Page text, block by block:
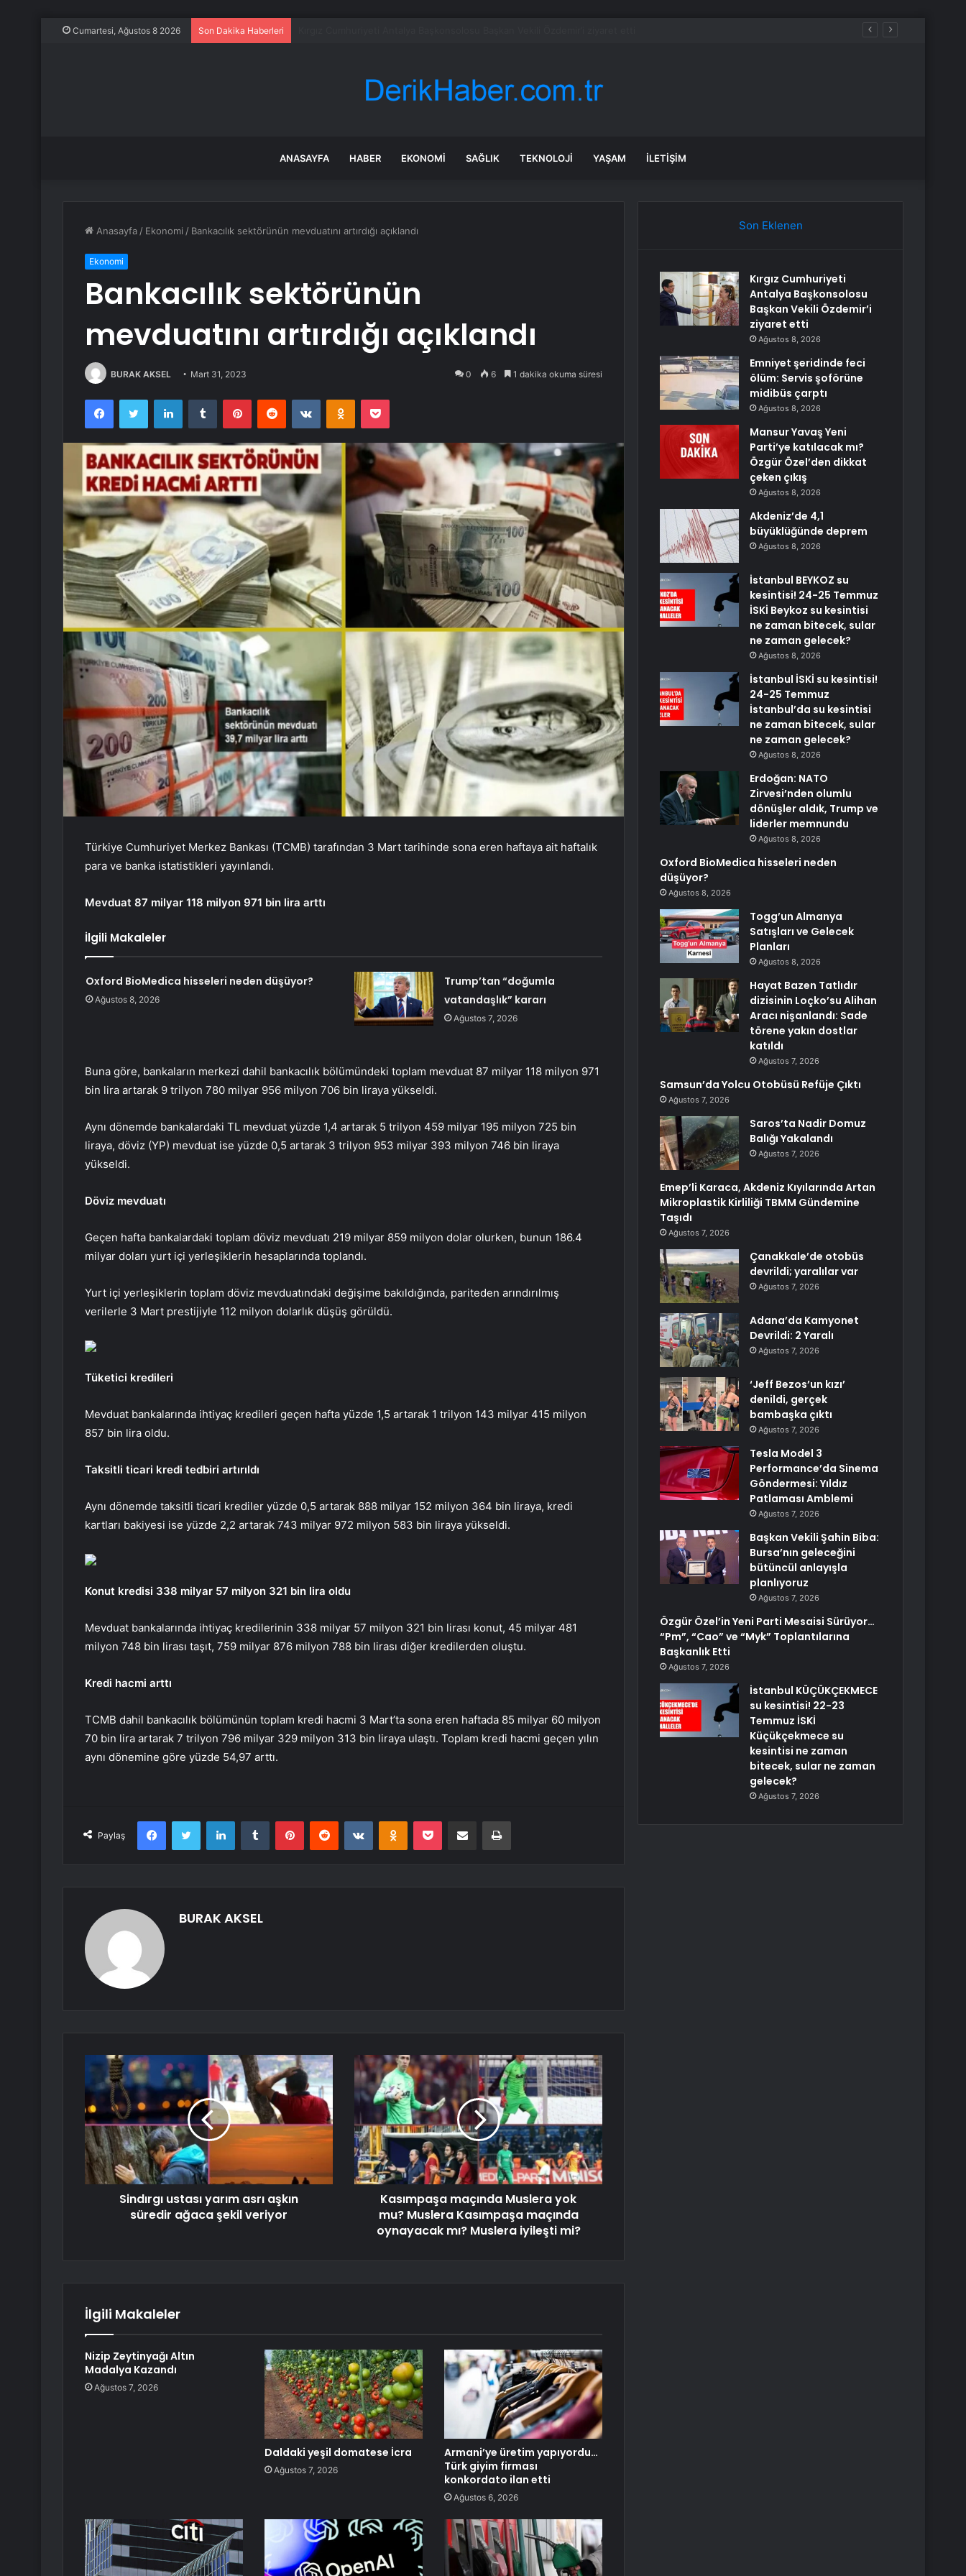
Cumartesi, Ağustos 8 2026 Son Dakika Haberleri
ANASAYFA HABER EKONOMI SAĞLIK TEKNOLOJI YAŞAM İLETIŞIM
Anasayfa / Ekonomi / Bankacılık sektörünün mevduatını artırdığı açıklandı
Ekonomi
Bankacılık sektörünün
mevduatını artırdığı açıklandı
BURAK AKSEL Mart 31, 2023 0 6 1 dakika okuma süresi
FacebookTwitter LinkedInTumblr PinterestReddit VKontakteOdnoklassniki
Pocket
Türkiye Cumhuriyet Merkez Bankası (TCMB) tarafından 3 Mart tarihinde sona eren haftaya ait haftalık
para ve banka istatistikleri yayınlandı.
Mevduat 87 milyar 118 milyon 971 bin lira arttı
İlgili Makaleler
Oxford BioMedica hisseleri neden düşüyor?
Ağustos 8, 2026
Trump’tan “doğumla
vatandaşlık” kararı
Ağustos 7, 2026
Buna göre, bankaların merkezi dahil bankacılık bölümündeki toplam mevduat 87 milyar 118 milyon 971
bin lira artarak 9 trilyon 780 milyar 956 milyon 706 bin liraya yükseldi.
Aynı dönemde bankalardaki TL mevduat yüzde 1,4 artarak 5 trilyon 459 milyar 195 milyon 725 bin
liraya, döviz (YP) mevduat ise yüzde 0,5 artarak 3 trilyon 953 milyar 393 milyon 746 bin liraya
yükseldi.
Döviz mevduatı
Geçen hafta bankalardaki toplam döviz mevduatı 219 milyar 859 milyon dolar olurken, bunun 186.4
milyar doları yurt içi yerleşiklerin hesaplarında toplandı.
Yurt içi yerleşiklerin toplam döviz mevduatındaki değişime bakıldığında, pariteden arındırılmış
verilerle 3 Mart prestijiyle 112 milyon dolarlık düşüş görüldü.
Tüketici kredileri
Mevduat bankalarında ihtiyaç kredileri geçen hafta yüzde 1,5 artarak 1 trilyon 143 milyar 415 milyon
857 bin lira oldu.
Taksitli ticari kredi tedbiri artırıldı
Aynı dönemde taksitli ticari krediler yüzde 0,5 artarak 888 milyar 152 milyon 364 bin liraya, kredi
kartları bakiyesi ise yüzde 2,2 artarak 743 milyar 972 milyon 583 bin liraya yükseldi.
Konut kredisi 338 milyar 57 milyon 321 bin lira oldu
Mevduat bankalarında ihtiyaç kredilerinin 338 milyar 57 milyon 321 bin lirası konut, 45 milyar 481
milyon 748 bin lirası taşıt, 759 milyar 876 milyon 788 bin lirası diğer kredilerden oluştu.
Kredi hacmi arttı
TCMB dahil bankacılık bölümünün toplam kredi hacmi 3 Mart’ta sona eren haftada 85 milyar 60 milyon
70 bin lira artarak 7 trilyon 796 milyar 329 milyon 313 bin liraya ulaştı. Toplam kredi hacmi geçen yılın
aynı dönemine göre yüzde 54,97 arttı.
Paylaş
FacebookTwitter LinkedInTumblr PinterestReddit VKontakteOdnoklassniki
Pocket E-Posta ile paylaş Yazdır
BURAK AKSEL
Sindırgı ustası yarım asrı aşkın
süredir ağaca şekil veriyor
Kasımpaşa maçında Muslera yok
mu? Muslera Kasımpaşa maçında
oynayacak mı? Muslera iyileşti mi?
İlgili Makaleler
Nizip Zeytinyağı Altın
Madalya Kazandı
Ağustos 7, 2026
Daldaki yeşil domatese İcra
Ağustos 7, 2026
Armani’ye üretim yapıyordu…
Türk giyim firması
konkordato ilan etti
Ağustos 6, 2026
Son Eklenen
Kırgız Cumhuriyeti
Antalya Başkonsolosu
Başkan Vekili Özdemir’i
ziyaret etti
Ağustos 8, 2026
Emniyet şeridinde feci
ölüm: Servis şoförüne
midibüs çarptı
Ağustos 8, 2026
Mansur Yavaş Yeni
Parti’ye katılacak mı?
Özgür Özel’den dikkat
çeken çıkış
Ağustos 8, 2026
Akdeniz’de 4,1
büyüklüğünde deprem
Ağustos 8, 2026
İstanbul BEYKOZ su
kesintisi! 24-25 Temmuz
İSKİ Beykoz su kesintisi
ne zaman bitecek, sular
ne zaman gelecek?
Ağustos 8, 2026
İstanbul İSKİ su kesintisi!
24-25 Temmuz
İstanbul’da su kesintisi
ne zaman bitecek, sular
ne zaman gelecek?
Ağustos 8, 2026
Erdoğan: NATO
Zirvesi’nden olumlu
dönüşler aldık, Trump ve
liderler memnundu
Ağustos 8, 2026
Oxford BioMedica hisseleri neden
düşüyor?
Ağustos 8, 2026
Togg’un Almanya
Satışları ve Gelecek
Planları
Ağustos 8, 2026
Hayat Bazen Tatlıdır
dizisinin Loçko’su Alihan
Aracı nişanlandı: Sade
törene yakın dostlar
katıldı
Ağustos 7, 2026
Samsun’da Yolcu Otobüsü Refüje Çıktı
Ağustos 7, 2026
Saros’ta Nadir Domuz
Balığı Yakalandı
Ağustos 7, 2026
Emep’li Karaca, Akdeniz Kıyılarında Artan
Mikroplastik Kirliliği TBMM Gündemine
Taşıdı
Ağustos 7, 2026
Çanakkale’de otobüs
devrildi; yaralılar var
Ağustos 7, 2026
Adana’da Kamyonet
Devrildi: 2 Yaralı
Ağustos 7, 2026
‘Jeff Bezos’un kızı’
denildi, gerçek
bambaşka çıktı
Ağustos 7, 2026
Tesla Model 3
Performance’da Sinema
Göndermesi: Yıldız
Patlaması Amblemi
Ağustos 7, 2026
Başkan Vekili Şahin Biba:
Bursa’nın geleceğini
bütüncül anlayışla
planlıyoruz
Ağustos 7, 2026
Özgür Özel’in Yeni Parti Mesaisi Sürüyor…
“Pm”, “Cao” ve “Myk” Toplantılarına
Başkanlık Etti
Ağustos 7, 2026
İstanbul KÜÇÜKÇEKMECE
su kesintisi! 22-23
Temmuz İSKİ
Küçükçekmece su
kesintisi ne zaman
bitecek, sular ne zaman
gelecek?
Ağustos 7, 2026